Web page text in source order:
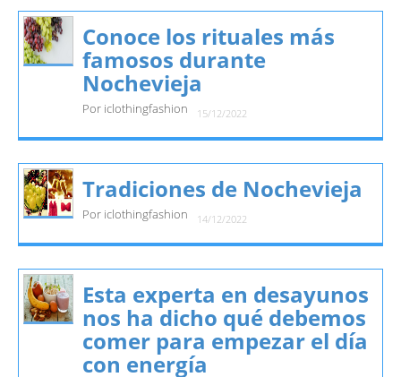
Conoce los rituales más
famosos durante
Nochevieja
Por iclothingfashion 15/12/2022
Tradiciones de Nochevieja
Por iclothingfashion 14/12/2022
Esta experta en desayunos
nos ha dicho qué debemos
comer para empezar el día
con energía